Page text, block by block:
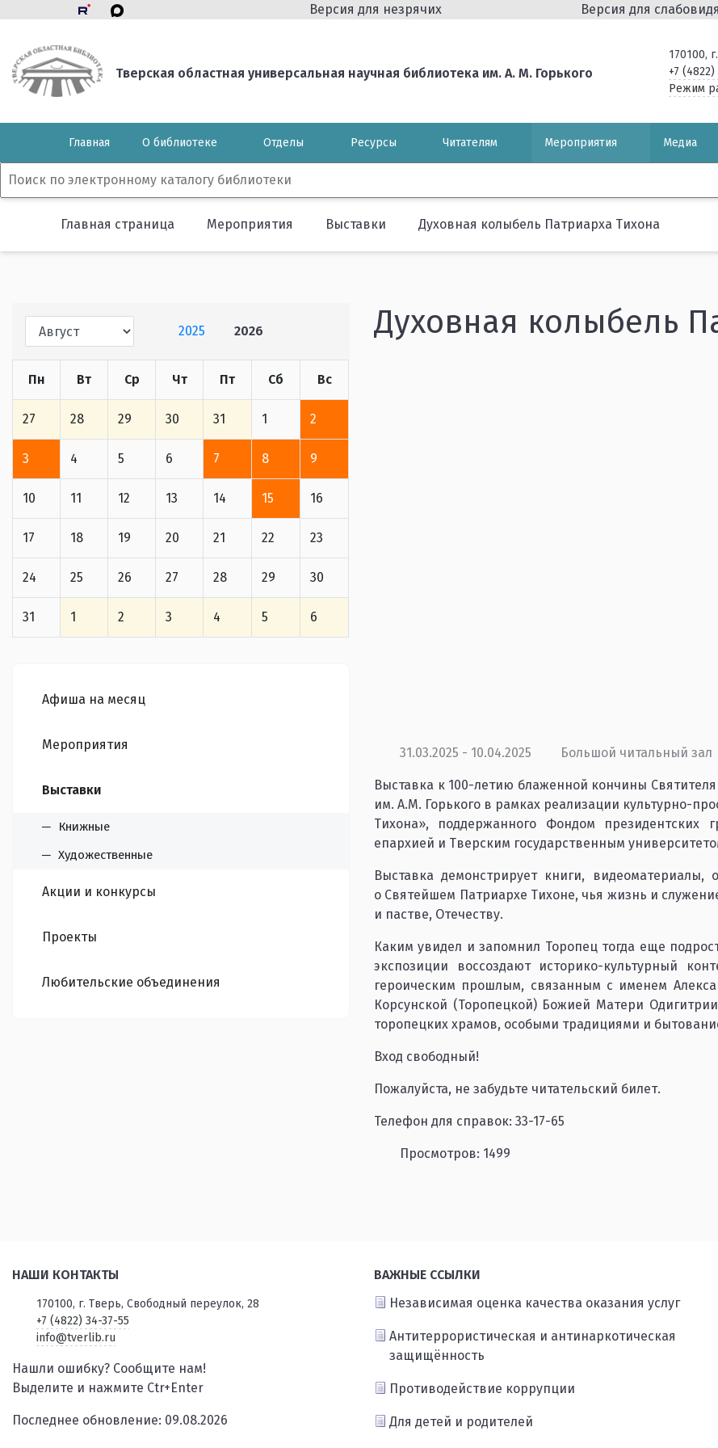
Версия для незрячих Версия для
Тверская областная универсальная научная библиотека им. А. М. Горького
170100,
+7
Режим
Главная О библиотеке Отделы Ресурсы Читателям Мероприятия Медиа
Главная страница Мероприятия Выставки Духовная колыбель Патриарха Тихона
2025 2026
Пн Вт Ср Чт Пт Сб Вс
27 28 29 30 31 1 2
3 4 5 6 7 8 9
10 11 12 13 14 15 16
17 18 19 20 21 22 23
24 25 26 27 28 29 30
31 1 2 3 4 5 6
Афиша на месяц
Мероприятия
Выставки
Книжные
Художественные
Акции и конкурсы
Проекты
Любительские объединения
Духовная колыбель
31.03.2025 - 10.04.2025 Большой читальный зал
Выставка к 100-летию блаженной кончины
им. А.М. Горького в рамках реализации культурно-
Тихона», поддержанного Фондом
епархией и Тверским государственным
Выставка демонстрирует книги,
о Святейшем Патриархе Тихоне, чья жизнь и
и пастве, Отечеству.
Каким увидел и запомнил Торопец тогда еще
экспозиции воссоздают историко-культурный
героическим прошлым, связанным с именем
Корсунской (Торопецкой) Божией Матери
торопецких храмов, особыми традициями и
Вход свободный!
Пожалуйста, не забудьте читательский билет.
Телефон для справок: 33-17-65
Просмотров: 1499
НАШИ КОНТАКТЫ
170100, г. Тверь, Свободный переулок, 28
+7 (4822) 34-37-55
info@tverlib.ru
Нашли ошибку? Сообщите нам!
Выделите и нажмите Ctr+Enter
Последнее обновление: 09.08.2026
ВАЖНЫЕ ССЫЛКИ
Независимая оценка качества оказания услуг
Антитеррористическая и антинаркотическая
защищённость
Противодействие коррупции
Для детей и родителей